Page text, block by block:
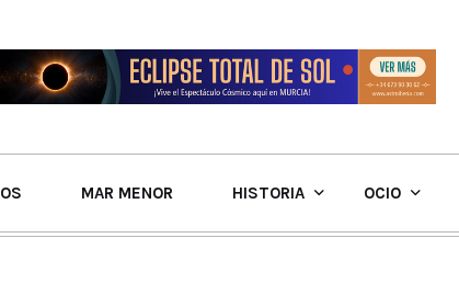
MAR MENOR HISTORIA OCIO